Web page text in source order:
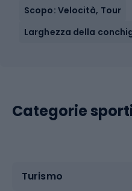
Scopo: Velocità, Tour
Larghezza della
Categorie
Turismo